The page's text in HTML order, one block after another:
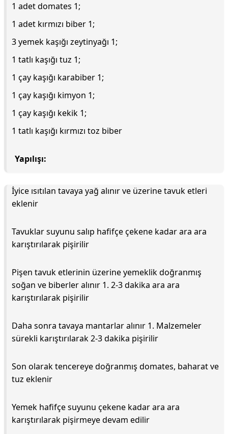
1 adet domates 1;
1 adet kırmızı biber 1;
3 yemek kaşığı zeytinyağı 1;
1 tatlı kaşığı tuz 1;
1 çay kaşığı karabiber 1;
1 çay kaşığı kimyon 1;
1 çay kaşığı kekik 1;
1 tatlı kaşığı kırmızı toz biber
Yapılışı:
İyice ısıtılan tavaya yağ alınır ve üzerine tavuk etleri
eklenir
Tavuklar suyunu salıp hafifçe çekene kadar ara ara
karıştırılarak pişirilir
Pişen tavuk etlerinin üzerine yemeklik doğranmış
soğan ve biberler alınır 1. 2-3 dakika ara ara
karıştırılarak pişirilir
Daha sonra tavaya mantarlar alınır 1. Malzemeler
sürekli karıştırılarak 2-3 dakika pişirilir
Son olarak tencereye doğranmış domates, baharat ve
tuz eklenir
Yemek hafifçe suyunu çekene kadar ara ara
karıştırılarak pişirmeye devam edilir